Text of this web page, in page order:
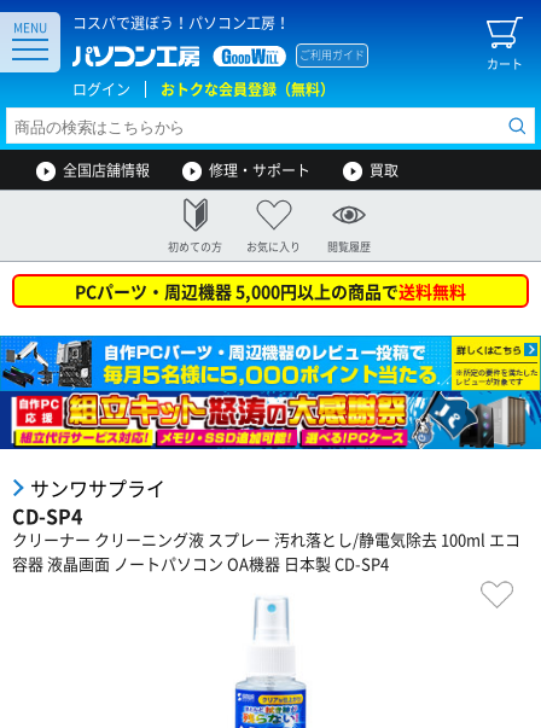
コスパで選ぼう！パソコン工房！
カート
ご利用ガイド
ログイン おトクな会員登録（無料）
MENU
全国店舗情報 修理・サポート 買取
初めての方 お気に入り 閲覧履歴
PCパーツ・周辺機器 5,000円以上の商品で送料無料
サンワサプライ
CD-SP4
クリーナー クリーニング液 スプレー 汚れ落とし/静電気除去 100ml エコ
容器 液晶画面 ノートパソコン OA機器 日本製 CD-SP4